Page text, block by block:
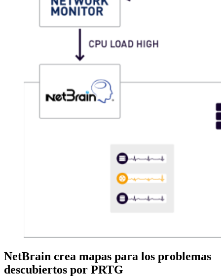
NetBrain crea mapas para los problemas
descubiertos por PRTG